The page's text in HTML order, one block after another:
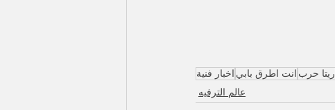
اخبار فنية انت اطرق بابي ريتا حرب
عالم الترفيه